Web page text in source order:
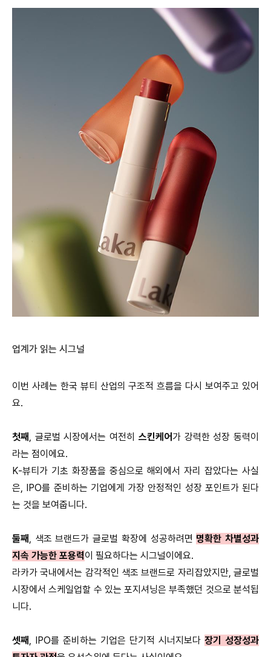
업계가 읽는 시그널
이번 사례는 한국 뷰티 산업의 구조적 흐름을 다시 보여주고 있어
요.
첫째 , 글로벌 시장에서는 여전히 스킨케어 가 강력한 성장 동력이
라는 점이에요.
K-뷰티가 기초 화장품을 중심으로 해외에서 자리 잡았다는 사실
은, IPO를 준비하는 기업에게 가장 안정적인 성장 포인트가 된다
는 것을 보여줍니다.
둘째 , 색조 브랜드가 글로벌 확장에 성공하려면 명확한 차별성과
지속 가능한 포용력이 필요하다는 시그널이에요.
라카가 국내에서는 감각적인 색조 브랜드로 자리잡았지만, 글로벌
시장에서 스케일업할 수 있는 포지셔닝은 부족했던 것으로 분석됩
니다.
셋째 , IPO를 준비하는 기업은 단기적 시너지보다 장기 성장성과